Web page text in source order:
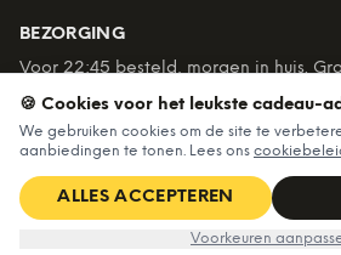
BEZORGING
Voor 22:45 besteld, morgen in huis.
€60. Tot 365 dagen retourneren.
★ 4,7/5 uit 6.235beoordelingen
©2026Ditverzinjeniet — Alle rechten
Algemene voorwaarden·Privacy & cookies·
🍪 Cookies voor het leukste cadeau-
We gebruiken cookies om de site te
aanbiedingen te tonen. Lees ons
ALLES ACCEPTEREN
Voorkeuren